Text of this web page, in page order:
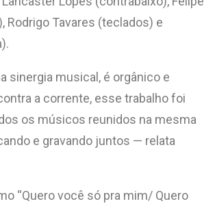
Rodrigo Tavares (teclados) e
sinergia musical, é orgânico e
a corrente, esse trabalho foi
os músicos reunidos na mesma
e gravando juntos — relata
“Quero você só pra mim/ Quero